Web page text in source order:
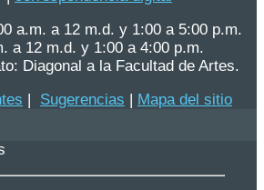
a.m. a 12 m.d. y 1:00 a 5:00 p.m.
a 12 m.d. y 1:00 a 4:00 p.m.
Diagonal a la Facultad de Artes.
| Sugerencias | Mapa del sitio